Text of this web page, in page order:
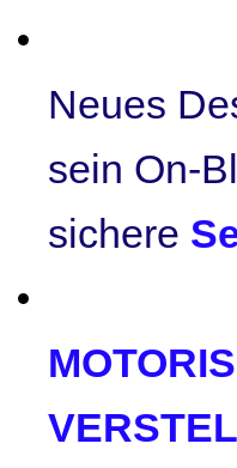
Neues
sein On-
sichere